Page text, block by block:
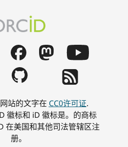
站的文字在 CC0许可证.
徽标和 iD 徽标是。的商标
在美国和其他司法管辖区注
册。